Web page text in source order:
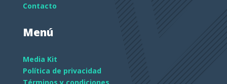
Contacto
Menú
Media Kit
Política de privacidad